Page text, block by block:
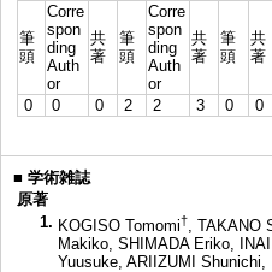
筆
頭
Corre
spon
ding
Auth
or
共
著
筆
頭
Corre
spon
ding
Auth
or
共
著
筆
頭
共
著
0 0 0 2 2 3 0 0
■ 学術雑誌
原著
1. KOGISO Tomomi†, TAKANO
Makiko, SHIMADA Eriko,
Yuusuke, ARIIZUMI Shunichi,